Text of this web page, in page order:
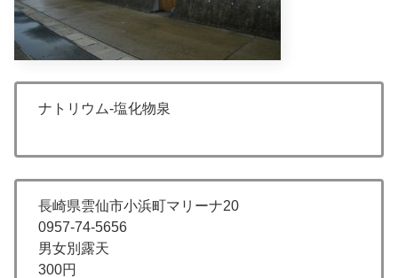
ナトリウム-塩化物泉
長崎県雲仙市小浜町マリーナ20
0957-74-5656
男女別露天
300円